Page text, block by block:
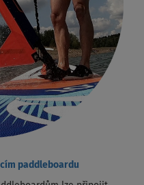
paddleboardu